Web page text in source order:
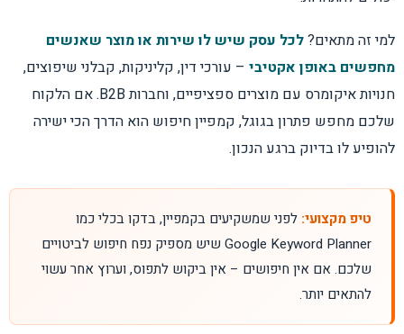
תוך כמה זמן רואים תוצאות?
מדדים שחייבים לעקוב אחריהם
למי זה מתאים?לכל עסק שיש לו שירות או מוצר שאנשים
מחפשים באופן אקטיבי – עורכי דין, קליניקות, קבלני שיפוצים,
חנויות איקומרס עם מוצרים ספציפיים, וחברות B2B. אם הלקוח
שלכם מחפש פתרון בגוגל, קמפיין חיפוש הוא הדרך הכי ישירה
להופיע לו בדיוק ברגע הנכון.
טיפ מקצועי: לפני שמשקיעים בקמפיין, בדקו בכלי כמו
Google Keyword Planner שיש מספיק נפח חיפוש לביטויים
שלכם. אם אין חיפושים – אין ביקוש לתפוס, וערוץ אחר עשוי
להתאים יותר.